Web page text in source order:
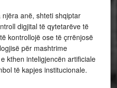
anë, shteti shqiptar
digjital të qytetarëve të
kontrollojë ose të çrrënjosë
për mashtrime
kthen inteligjencën artificiale
të kapjes institucionale.